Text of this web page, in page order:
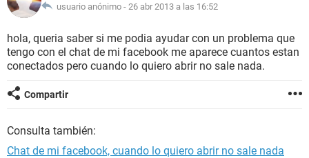
usuario anónimo - 26 abr 2013 a las 16:52
hola, queria saber si me podia ayudar con un problema que
tengo con el chat de mi facebook me aparece cuantos estan
conectados pero cuando lo quiero abrir no sale nada.
Compartir
Consulta también:
Chat de mi facebook, cuando lo quiero abrir no sale nada